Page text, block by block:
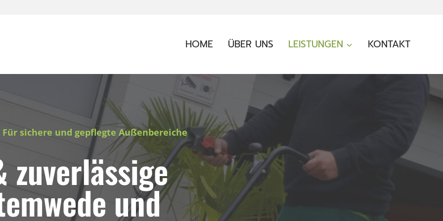
HOME ÜBER UNS LEISTUNGEN KONTAKT
sichere und gepflegte Außenbereiche
zuverlässige
und